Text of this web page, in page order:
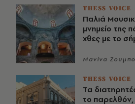
THESS VOICE
Παλιά
μνημείο της
χθες με το
Μανίνα
THESS VOICE
Τα
το παρελθόν,